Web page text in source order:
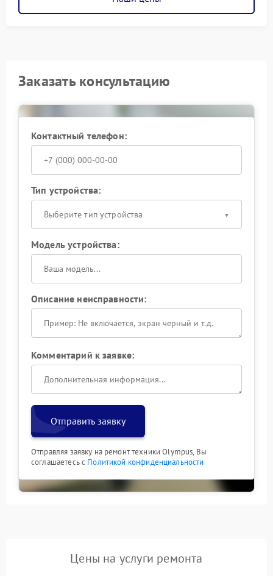
Заказать консультацию
Контактный телефон:
Тип устройства:
Выберите тип устройства
Модель устройства:
Описание неисправности:
Комментарий к заявке:
Отправить заявку
Отправляя заявку на ремонт техники Olympus, Вы
соглашаетесь с Политикой конфиденциальности
Цены на услуги ремонта